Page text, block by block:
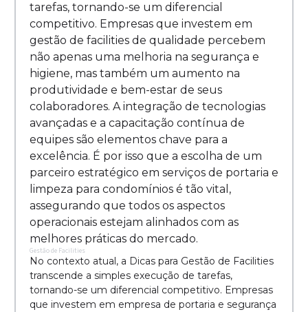
tarefas, tornando-se um diferencial
competitivo. Empresas que investem em
gestão de facilities de qualidade percebem
não apenas uma melhoria na segurança e
higiene, mas também um aumento na
produtividade e bem-estar de seus
colaboradores. A integração de tecnologias
avançadas e a capacitação contínua de
equipes são elementos chave para a
excelência. É por isso que a escolha de um
parceiro estratégico em serviços de portaria e
limpeza para condomínios é tão vital,
assegurando que todos os aspectos
operacionais estejam alinhados com as
melhores práticas do mercado.
Gestão de Facilities
No contexto atual, a Dicas para Gestão de Facilities
transcende a simples execução de tarefas,
tornando-se um diferencial competitivo. Empresas
que investem em empresa de portaria e segurança